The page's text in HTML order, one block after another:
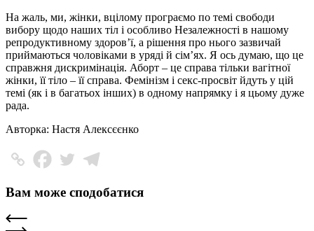
На жаль, ми, жінки, вцілому програємо по темі свободи
вибору щодо наших тіл і особливо Незалежності в нашому
репродуктивному здоров’ї, а рішення про нього зазвичай
приймаються чоловіками в уряді й сім’ях. Я ось думаю, що це
справжня дискримінація. Аборт – це справа тільки вагітної
жінки, її тіло – її справа. Фемінізм і секс-просвіт йдуть у цій
темі (як і в багатьох інших) в одному напрямку і я цьому дуже
рада.
Авторка: Настя Алексєєнко
Вам може сподобатися